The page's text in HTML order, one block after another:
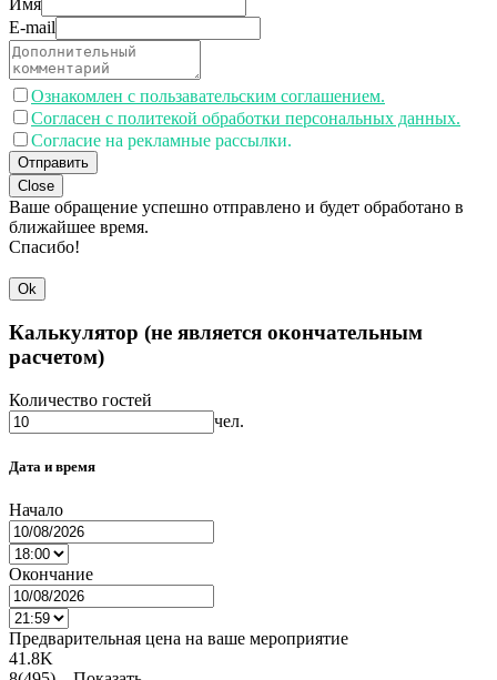
E-mail
Ознакомлен с пользавательским соглашением.
Согласен с политекой обработки персональных данных.
Согласие на рекламные рассылки.
Отправить
Close
Ваше обращение успешно отправлено и будет обработано в
ближайшее время.
Спасибо!
Ok
Калькулятор (не является окончательным
расчетом)
Количество гостей
чел.
Дата и время
Начало
Окончание
Предварительная цена на ваше мероприятие
41.8K